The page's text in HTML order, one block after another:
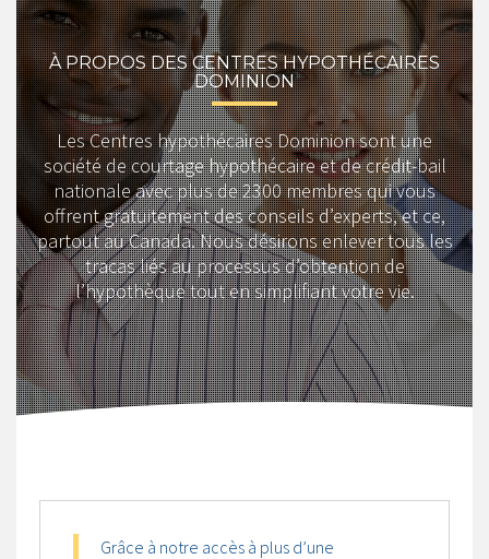
À PROPOS DES CENTRES HYPOTHÉCAIRES
DOMINION
Les Centres hypothécaires Dominion sont une
société de courtage hypothécaire et de crédit-bail
nationale avec plus de 2300 membres qui vous
offrent gratuitement des conseils d’experts, et ce,
partout au Canada. Nous désirons enlever tous les
tracas liés au processus d’obtention de
l’hypothèque tout en simplifiant votre vie.
Grâce à notre accès à plus d’une